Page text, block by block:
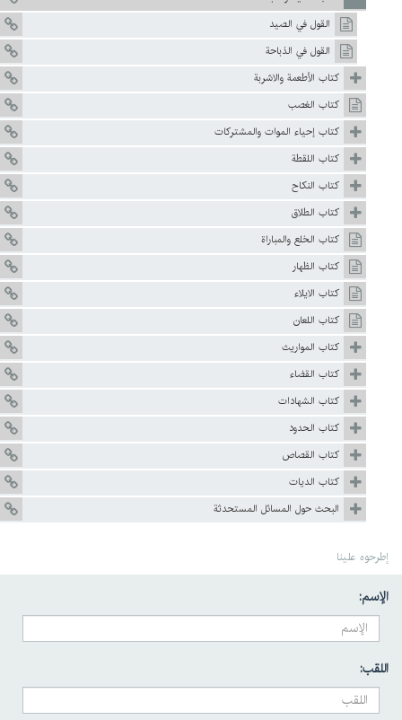
القول في الصيد
القول في الذباحة
كتاب الأطعمة والاشربة
كتاب الغصب
كتاب إحياء الموات والمشتركات
كتاب اللقطة
كتاب النكاح
كتاب الطلاق
كتاب الخلع والمباراة
كتاب الظهار
كتاب الايلاء
كتاب اللعان
كتاب المواريث
كتاب القضاء
كتاب الشهادات
كتاب الحدود
كتاب القصاص
كتاب الديات
البحث حول المسائل المستحدثة
إطرحوه علينا
الإسم:
اللقب: